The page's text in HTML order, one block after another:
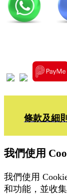
條款及細則
我們使用
我們使用
和功能，並收